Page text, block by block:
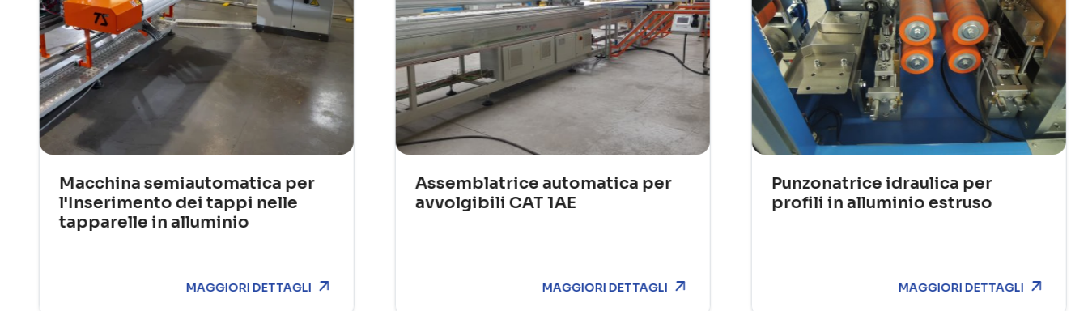
Macchina semiautomatica per
l'Inserimento dei tappi nelle
tapparelle in alluminio
MAGGIORI DETTAGLI
Assemblatrice automatica per
avvolgibili CAT 1AE
MAGGIORI DETTAGLI
Punzonatrice idraulica per
profili in alluminio estruso
MAGGIORI DETTAGLI